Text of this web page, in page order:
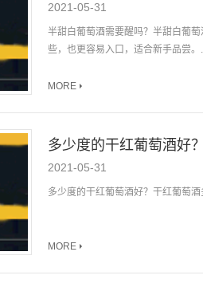
2021-05-31
半甜白葡萄酒需要醒吗？半甜白葡
些，也更容易入口，适合新手品尝。
MORE
多少度的干红葡萄酒好
2021-05-31
多少度的干红葡萄酒好？干红葡萄
MORE